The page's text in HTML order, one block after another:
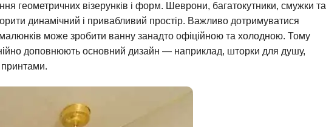
геометричних візерунків і форм. Шеврони, багатокутники, смужки та
динамічний і привабливий простір. Важливо дотримуватися
малюнків може зробити ванну занадто офіційною та холодною. Тому
доповнюють основний дизайн — наприклад, шторки для душу,
принтами.